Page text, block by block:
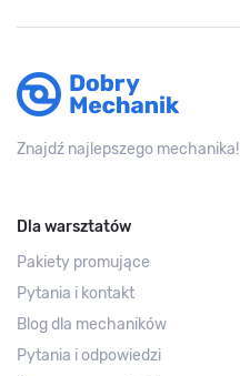
Znajdź najlepszego mechanika!
Dla warsztatów
Pakiety promujące
Pytania i kontakt
Blog dla mechaników
Pytania i odpowiedzi